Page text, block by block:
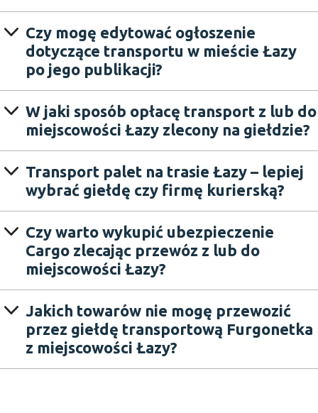
Czy mogę edytować ogłoszenie
dotyczące transportu w mieście Łazy
po jego publikacji?
W jaki sposób opłacę transport z lub do
miejscowości Łazy zlecony na giełdzie?
Transport palet na trasie Łazy – lepiej
wybrać giełdę czy firmę kurierską?
Czy warto wykupić ubezpieczenie
Cargo zlecając przewóz z lub do
miejscowości Łazy?
Jakich towarów nie mogę przewozić
przez giełdę transportową Furgonetka
z miejscowości Łazy?